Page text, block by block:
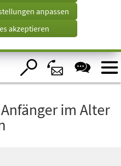
anpassen
akzeptieren
im Alter